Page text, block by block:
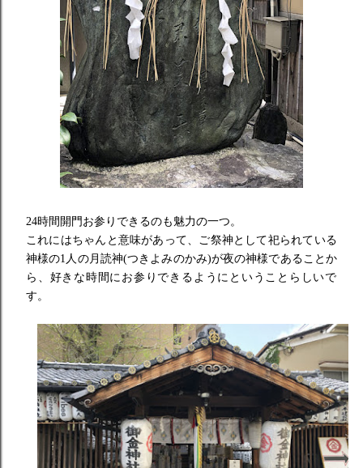
24時間開門お参りできるのも魅力の一つ。
これにはちゃんと意味があって、 ご祭神として祀られている
神様の1人の月読神(つきよみのかみ)が夜の神様であることか
ら、 好きな時間にお参りできるようにということらしいで
す。